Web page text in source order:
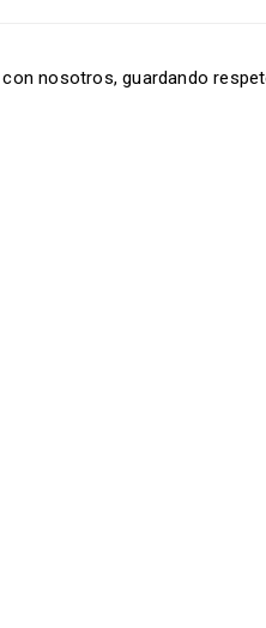
nosotros, guardando